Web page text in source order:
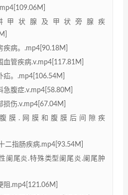
甲状腺及甲状旁腺疾
疾病。.mp4[90.18M]
血管疾病.v.mp4[117.81M]
疝。.mp4[106.54M]
急腹症.v.mp4[58.80M]
损伤.v.mp4[67.04M]
腹膜.网膜和腹膜后间隙疾
二指肠疾病.mp4[93.54M]
阑尾炎.特殊类型阑尾炎.阑尾肿
阻.mp4[121.06M]